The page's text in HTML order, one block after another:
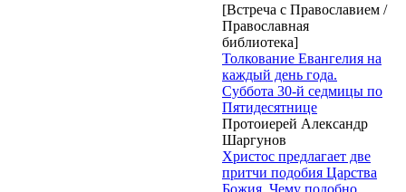
[Встреча с Православием /
Православная
библиотека]
Толкование Евангелия на
каждый день года.
Суббота 30-й седмицы по
Пятидесятнице
Протоиерей Александр
Шаргунов
Христос предлагает две
притчи подобия Царства
Божия. Чему подобно